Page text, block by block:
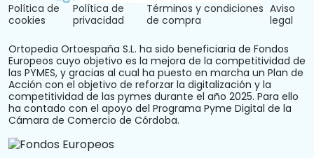
Política de
cookies
Política de
privacidad
Términos y condiciones
de compra
Aviso
legal
Ortopedia Ortoespaña S.L. ha sido beneficiaria de Fondos
Europeos cuyo objetivo es la mejora de la competitividad de
las PYMES, y gracias al cual ha puesto en marcha un Plan de
Acción con el objetivo de reforzar la digitalización y la
competitividad de las pymes durante el año 2025. Para ello
ha contado con el apoyo del Programa Pyme Digital de la
Cámara de Comercio de Córdoba.